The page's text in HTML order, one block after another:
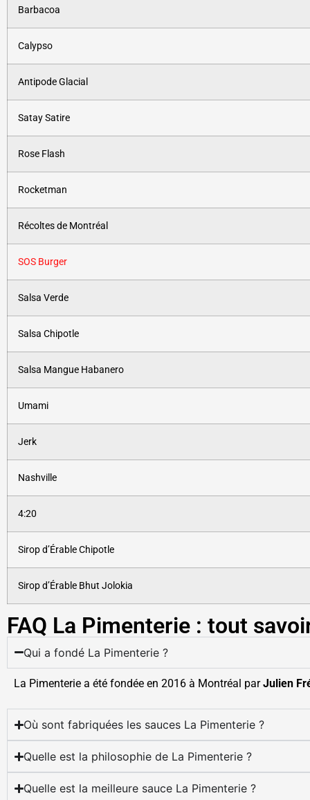
Barbacoa
Calypso
Antipode Glacial
Satay Satire
Rose Flash
Rocketman
Récoltes de Montréal
SOS Burger
Salsa Verde
Salsa Chipotle
Salsa Mangue Habanero
Umami
Jerk
Nashville
4:20
Sirop d’Érable Chipotle
Sirop d’Érable Bhut Jolokia
FAQ La Pimenterie : tout
Qui a fondé La Pimenterie ?
La Pimenterie a été fondée en 2016 à Montréal parJulien
Où sont fabriquées les sauces La Pimenterie ?
Quelle est la philosophie de La Pimenterie ?
Quelle est la meilleure sauce La Pimenterie ?